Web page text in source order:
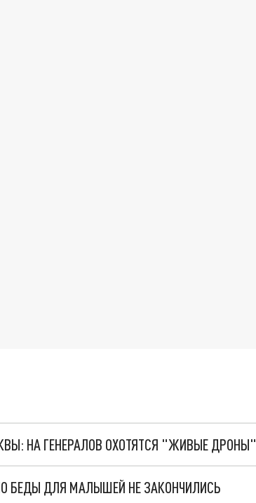
НА ГЕНЕРАЛОВ ОХОТЯТСЯ "ЖИВЫЕ ДРОНЫ"
БЕДЫ ДЛЯ МАЛЫШЕЙ НЕ ЗАКОНЧИЛИСЬ